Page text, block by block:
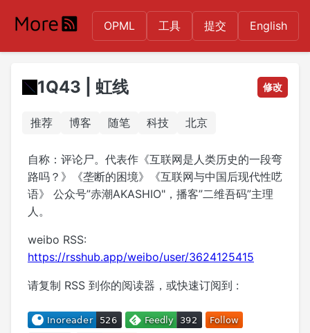
OPML 工具 提交 English
1Q43 | 虹线 修改
推荐 博客 随笔 科技 北京
自称：评论尸。代表作《互联网是人类历史的一段弯
路吗？》《垄断的困境》《互联网与中国后现代性呓
语》 公众号”赤潮AKASHIO"，播客”二维吾码”主理
人。
weibo RSS:
https://rsshub.app/weibo/user/3624125415
请复制 RSS 到你的阅读器，或快速订阅到 :